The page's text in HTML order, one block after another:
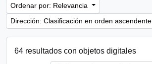
Ordenar por: Relevancia
Dirección: Clasificación en orden ascendente
64 resultados con objetos digitales